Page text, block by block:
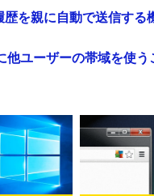
を親に自動で送信する
ユーザーの帯域を使う